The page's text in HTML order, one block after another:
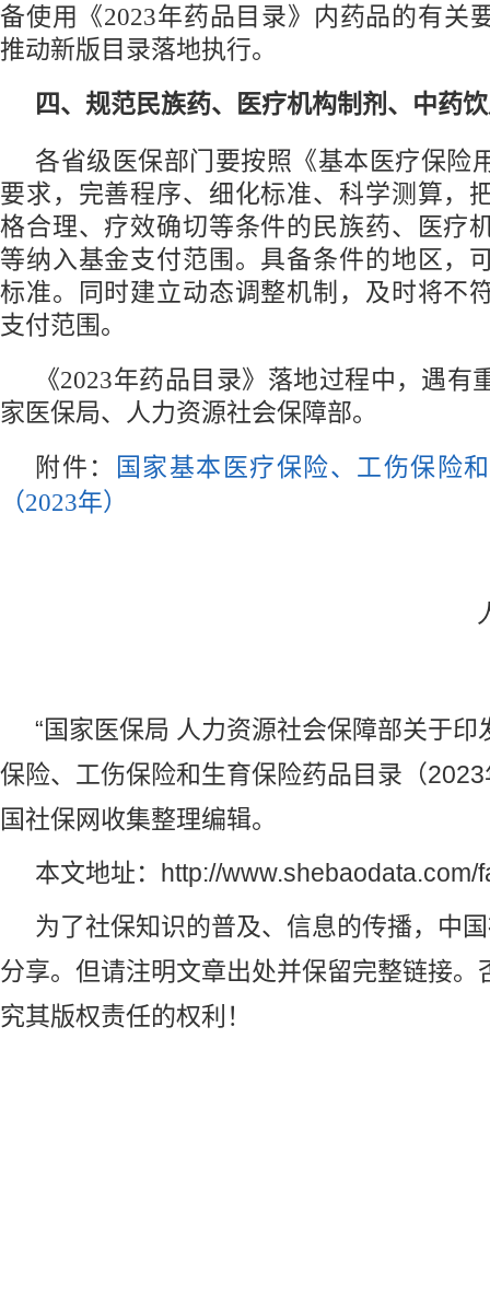
备使用《2023年药品目录》内药品的有关
推动新版目录落地执行。
四、规范民族药、医疗机构制剂、中药
各省级医保部门要按照《基本医疗保险
要求，完善程序、细化标准、科学测算，
格合理、疗效确切等条件的民族药、医疗
等纳入基金支付范围。具备条件的地区，
标准。同时建立动态调整机制，及时将不
支付范围。
《2023年药品目录》落地过程中，遇有
家医保局、人力资源社会保障部。
附件：
国家基本医疗保险、工伤保险
（2023年）
“国家医保局 人力资源社会保障部关于印
保险、工伤保险和生育保险药品目录（2023
国社保网收集整理编辑。
本文地址：
http://www.shebaodata.com/
为了社保知识的普及、信息的传播， 中
分享。但请注明文章出处并保留完整链接。
究其版权责任的权利！